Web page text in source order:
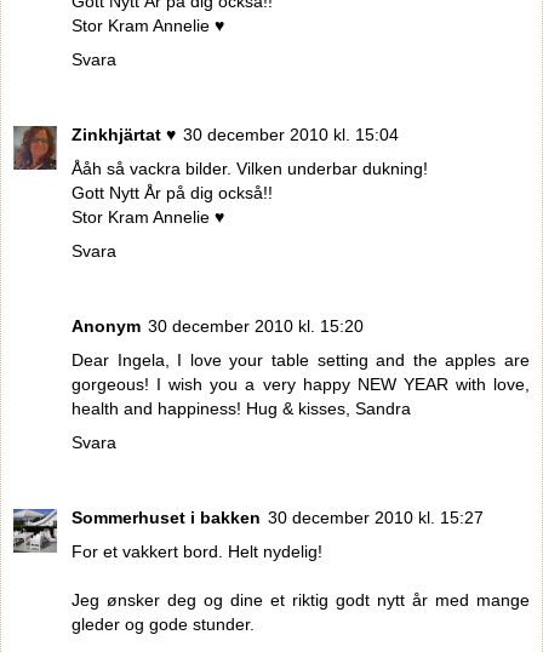
Stor Kram Annelie ♥
Svara
Zinkhjärtat ♥ 30 december 2010 kl. 15:04
Ååh så vackra bilder. Vilken underbar dukning!
Gott Nytt År på dig också!!
Stor Kram Annelie ♥
Svara
Anonym 30 december 2010 kl. 15:20
Dear Ingela, I love your table setting and the apples are
gorgeous! I wish you a very happy NEW YEAR with love,
health and happiness! Hug & kisses, Sandra
Svara
Sommerhuset i bakken 30 december 2010 kl. 15:27
For et vakkert bord. Helt nydelig!
Jeg ønsker deg og dine et riktig godt nytt år med mange
gleder og gode stunder.